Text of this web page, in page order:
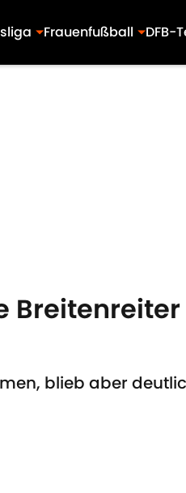
Frauenfußball DFB-
blieb aber